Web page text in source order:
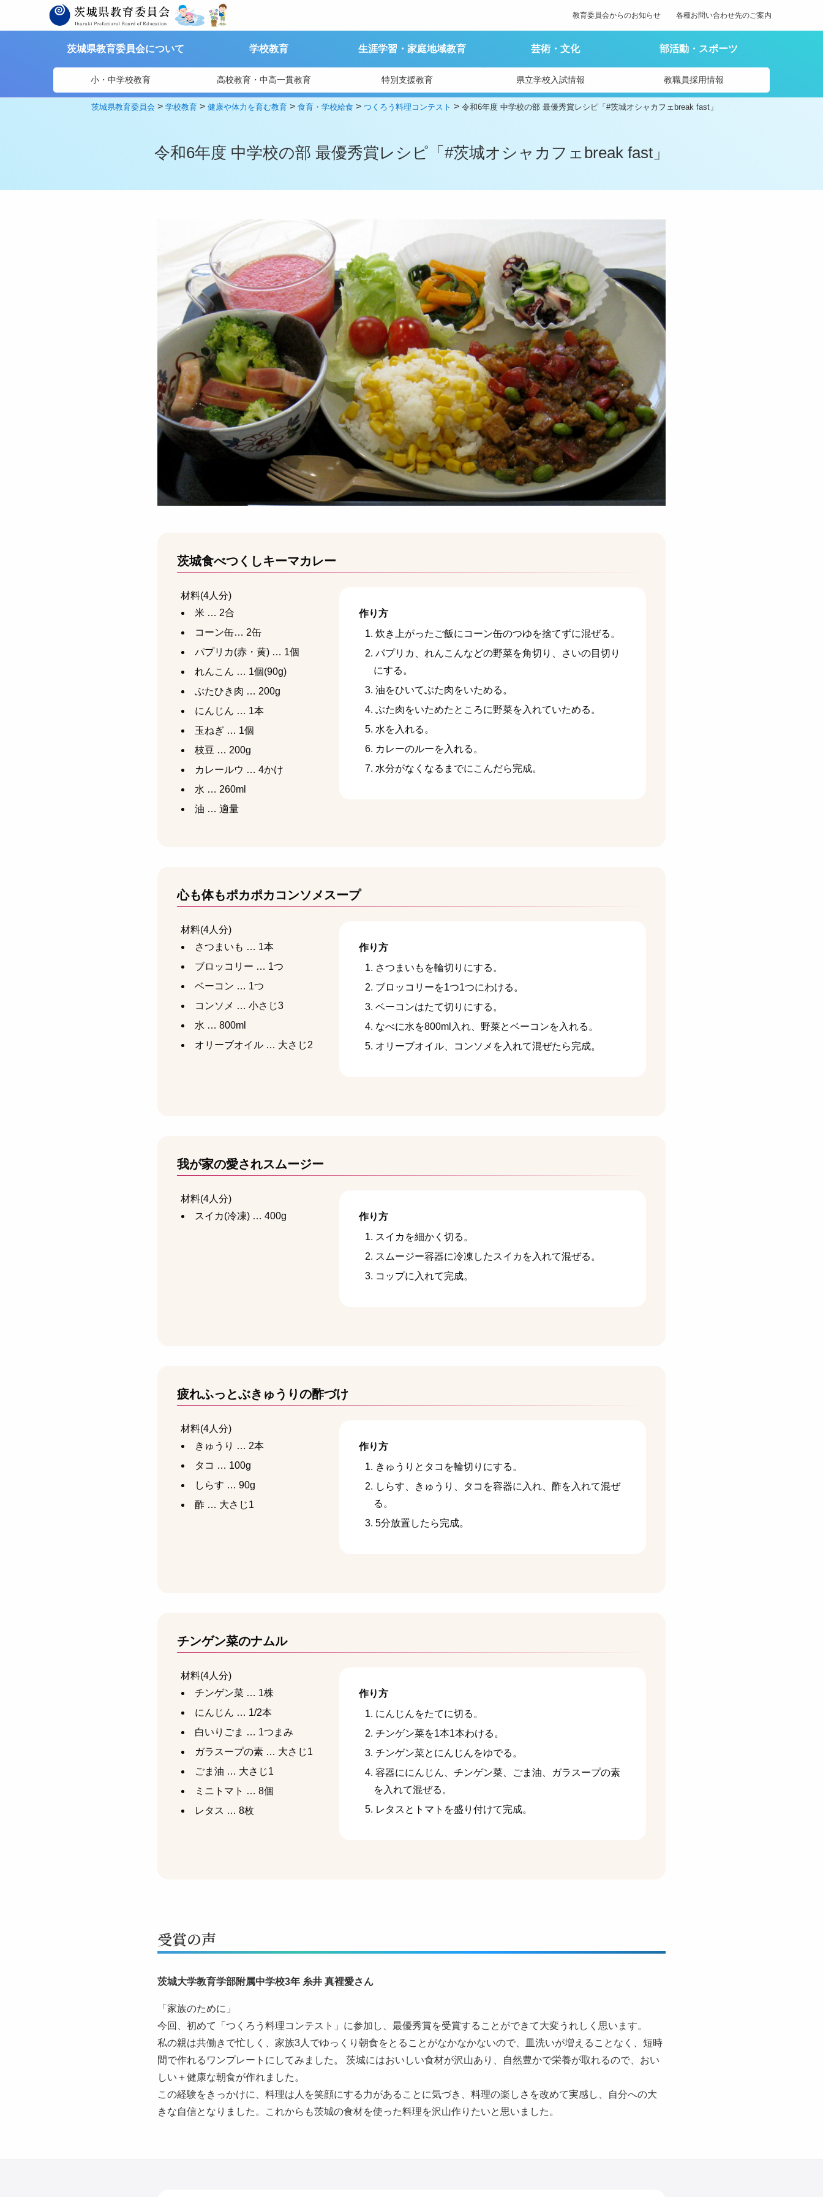
教育委員会からのお知らせ 各種お問い合わせ先のご案内
茨城県教育委員会について 学校教育 生涯学習・家庭地域教育 芸術・文化 部活動・スポーツ
小・中学校教育 高校教育・中高一貫教育 特別支援教育 県立学校入試情報 教職員採用情報
茨城県教育委員会 >学校教育 >健康や体力を育む教育 >食育・学校給食 >つくろう料理コンテスト >令和6年度 中学校の部 最優秀賞レシピ「#茨城オシャカフェbreak fast」
令和6年度 中学校の部 最優秀賞レシピ「#茨城オシャカフェbreak fast」
茨城食べつくしキーマカレー
材料(4人分)
米 … 2合
コーン缶… 2缶
パプリカ(赤・黄) … 1個
れんこん … 1個(90g)
ぶたひき肉 … 200g
にんじん … 1本
玉ねぎ … 1個
枝豆 … 200g
カレールウ … 4かけ
水 … 260ml
油 … 適量
作り方
炊き上がったご飯にコーン缶のつゆを捨てずに混ぜる。
パプリカ、れんこんなどの野菜を角切り、さいの目切り
にする。
油をひいてぶた肉をいためる。
ぶた肉をいためたところに野菜を入れていためる。
水を入れる。
カレーのルーを入れる。
水分がなくなるまでにこんだら完成。
心も体もポカポカコンソメスープ
材料(4人分)
さつまいも … 1本
ブロッコリー … 1つ
ベーコン … 1つ
コンソメ … 小さじ3
水 … 800ml
オリーブオイル … 大さじ2
作り方
さつまいもを輪切りにする。
ブロッコリーを1つ1つにわける。
ベーコンはたて切りにする。
なべに水を800ml入れ、野菜とベーコンを入れる。
オリーブオイル、コンソメを入れて混ぜたら完成。
我が家の愛されスムージー
材料(4人分)
スイカ(冷凍) … 400g
作り方
スイカを細かく切る。
スムージー容器に冷凍したスイカを入れて混ぜる。
コップに入れて完成。
疲れふっとぶきゅうりの酢づけ
材料(4人分)
きゅうり … 2本
タコ … 100g
しらす … 90g
酢 … 大さじ1
作り方
きゅうりとタコを輪切りにする。
しらす、きゅうり、タコを容器に入れ、酢を入れて混ぜ
る。
5分放置したら完成。
チンゲン菜のナムル
材料(4人分)
チンゲン菜 … 1株
にんじん … 1/2本
白いりごま … 1つまみ
ガラスープの素 … 大さじ1
ごま油 … 大さじ1
ミニトマト … 8個
レタス … 8枚
作り方
にんじんをたてに切る。
チンゲン菜を1本1本わける。
チンゲン菜とにんじんをゆでる。
容器ににんじん、チンゲン菜、ごま油、ガラスープの素
を入れて混ぜる。
レタスとトマトを盛り付けて完成。
受賞の声
茨城大学教育学部附属中学校3年 糸井 真裡愛さん
「家族のために」
今回、初めて「つくろう料理コンテスト」に参加し、最優秀賞を受賞することができて大変うれしく思います。
私の親は共働きで忙しく、家族3人でゆっくり朝食をとることがなかなかないので、皿洗いが増えることなく、短時
間で作れるワンプレートにしてみました。 茨城にはおいしい食材が沢山あり、自然豊かで栄養が取れるので、おい
しい＋健康な朝食が作れました。
この経験をきっかけに、料理は人を笑顔にする力があることに気づき、料理の楽しさを改めて実感し、自分への大
きな自信となりました。これからも茨城の食材を使った料理を沢山作りたいと思いました。